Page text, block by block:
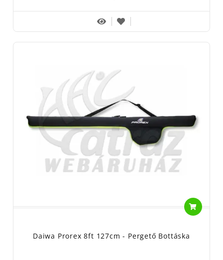
Daiwa Prorex 8ft 127cm - Pergető Bottáska